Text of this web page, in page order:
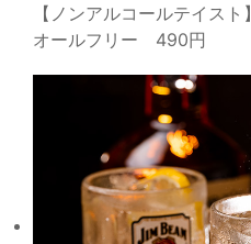
【ノンアルコールテイスト】
オールフリー 490円